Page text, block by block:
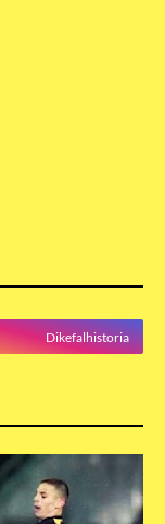
Dikefalhistoria